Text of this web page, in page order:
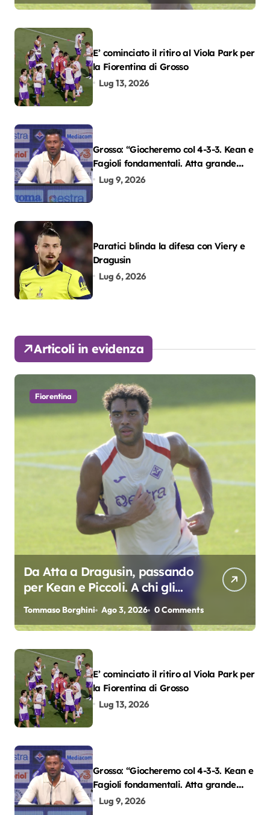
E’ cominciato il ritiro al Viola Park per
la Fiorentina di Grosso
Lug 13, 2026
Grosso: “Giocheremo col 4-3-3. Kean e
Fagioli fondamentali. Atta grande
colpo”
Lug 9, 2026
Paratici blinda la difesa con Viery e
Dragusin
Lug 6, 2026
Articoli in evidenza
Fiorentina
Da Atta a Dragusin, passando
per Kean e Piccoli. A chi gli
oscar del precampionato?
Tommaso Borghini Ago 3, 2026 0 Comments
E’ cominciato il ritiro al Viola Park per
la Fiorentina di Grosso
Lug 13, 2026
Grosso: “Giocheremo col 4-3-3. Kean e
Fagioli fondamentali. Atta grande
colpo”
Lug 9, 2026